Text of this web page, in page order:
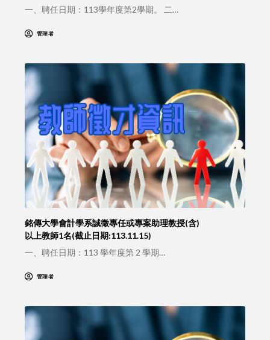
一、聘任日期：113學年度第2學期。 二…
管理者
銘傳大學會計學系誠徵專任或專案助理教授(含)
以上教師1名(截止日期:113.11.15)
一、聘任日期：113 學年度第 2 學期…
管理者